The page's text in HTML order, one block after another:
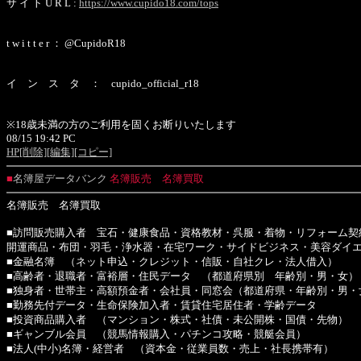
サ イ ト U R L : https://www.cupido18.com/tops
t w i t t e r ： @CupidoR18
イ ン ス タ ： cupido_official_r18
※18歳未満の方のご利用を固くお断りいたします
08/15 19:42 PC
HP[削除][編集][コピー]
■名簿屋データバンク 名簿販売 名簿買取
名簿販売 名簿買取
■訪問販売購入者 宝石・健康食品・資格教材・呉服・着物・リフォーム契
開運商品・布団・羽毛・浄水器・在宅ワーク・サイドビジネス・美容ダイ
■金融名簿 （ネット申込・クレジット・信販・自社クレ・法人借入）
■高齢者・退職者・富裕層・住民データ （都道府県別 年齢別・男・女）
■独身者・世帯主・高額預金者・会社員・同窓会（都道府県・年齢別・男・
■勤務先付データ・生命保険加入者・賃貸住宅居住者・学齢データ
■投資商品購入者 （マンション・株式・社債・未公開株・国債・先物）
■ギャンブル会員 （競馬情報購入・パチンコ攻略・競艇会員）
■法人(中小)名簿・経営者 （資本金・従業員数・売上・社長携帯有）